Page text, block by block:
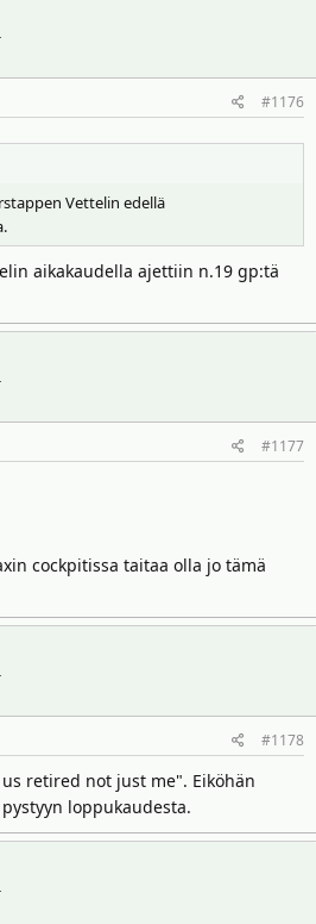
#1176
Vettelin edellä
aikakaudella ajettiin n.19 gp:tä
#1177
cockpitissa taitaa olla jo tämä
#1178
retired not just me". Eiköhän
loppukaudesta.